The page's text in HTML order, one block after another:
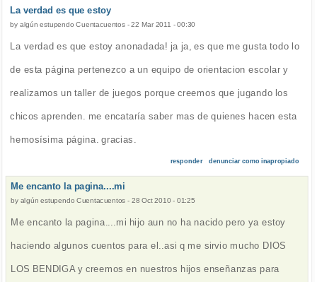
La verdad es que estoy
by algún estupendo Cuentacuentos-22 Mar 2011 - 00:30
La verdad es que estoy anonadada! ja ja, es que me gusta todo lo
de esta página pertenezco a un equipo de orientacion escolar y
realizamos un taller de juegos porque creemos que jugando los
chicos aprenden. me encataría saber mas de quienes hacen esta
hemosísima página. gracias.
responder denunciar como inapropiado
Me encanto la pagina....mi
by algún estupendo Cuentacuentos - 28 Oct 2010 - 01:25
Me encanto la pagina....mi hijo aun no ha nacido pero ya estoy
haciendo algunos cuentos para el..asi q me sirvio mucho DIOS
LOS BENDIGA y creemos en nuestros hijos enseñanzas para